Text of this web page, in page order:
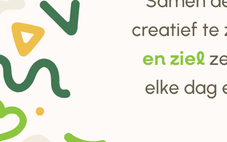
creatief te
en ziel
elke dag